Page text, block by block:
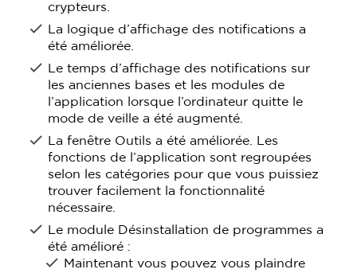
crypteurs.
La logique d’affichage des notifications a
été améliorée.
Le temps d’affichage des notifications sur
les anciennes bases et les modules de
l’application lorsque l’ordinateur quitte le
mode de veille a été augmenté.
La fenêtre Outils a été améliorée. Les
fonctions de l’application sont regroupées
selon les catégories pour que vous puissiez
trouver facilement la fonctionnalité
nécessaire.
Le module Désinstallation de programmes a
été amélioré :
Maintenant vous pouvez vous plaindre